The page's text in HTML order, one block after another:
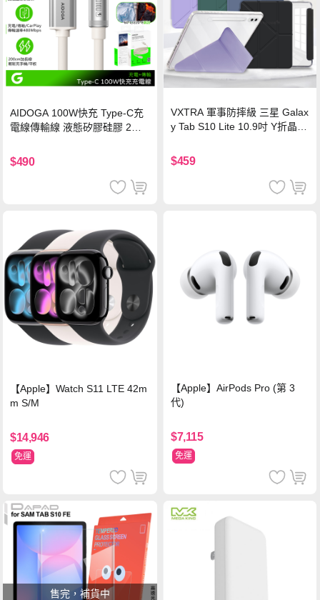
AIDOGA 100W快充 Type-C充
電線傳輸線 液態矽膠硅膠 2M
$490
VXTRA 軍事防摔級 三星 Galax
y Tab S10 Lite 10.9吋 Y折晶透
$459
【Apple】Watch S11 LTE 42m
m S/M
$14,946
免運
【Apple】AirPods Pro (第 3
代)
$7,115
免運
售完，補貨中